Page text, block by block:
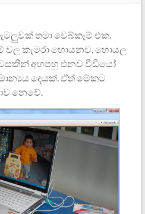
තමා වෙබ්කෑම් එක.
කැමරා හොයනව, හොයල
අහපහු එනව වීඩියෝ
දෙයක්. ඒත් මේකට
නෙවේ.